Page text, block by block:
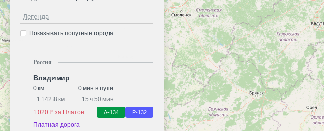
Легенда
Показывать попутные города
Россия
Владимир
0 км
0 мин в пути
+1 142.8 км +15 ч 50 мин
1 020 ₽ за Платон
А-134 Р-132
Платная дорога